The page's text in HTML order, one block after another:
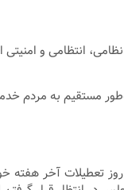
انتظامی و امنیتی
مستقیم به مردم
۴۰ ساعت کاهش پیدا می‌کند و روز پنجشنبه،